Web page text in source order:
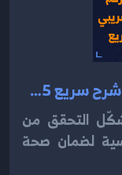
تحقق من رقم المنشأة الضريبي – شرح سريع 2025
التحقق من
لضمان صحة